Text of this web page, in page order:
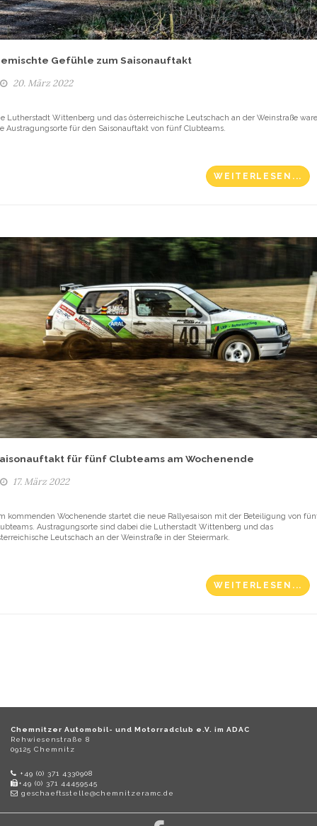
Gefühle zum Saisonauftakt
20. März 2022
Lutherstadt Wittenberg und das österreichische Leutschach an der Weinstraße
Austragungsorte für den Saisonauftakt von fünf Clubteams.
WEITERLESEN...
für fünf Clubteams am Wochenende
17. März 2022
kommenden Wochenende startet die neue Rallyesaison mit der Beteiligung von
Austragungsorte sind dabei die Lutherstadt Wittenberg und das
Leutschach an der Weinstraße in der Steiermark.
WEITERLESEN...
Chemnitzer Automobil- und Motorradclub e.V. im ADAC
Rehwiesenstraße 8
09125 Chemnitz
+49 (0) 371 4330908
+49 (0) 371 44459545
geschaeftsstelle@chemnitzeramc.de